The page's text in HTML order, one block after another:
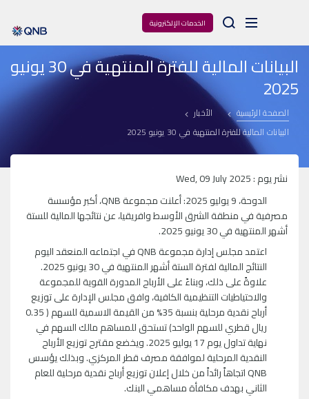
الخدمات الإلكترونية Arama
البيانات المالية للفترة المنتهية في 30 يونيو
2025
الصفحة الرئيسية
الأخبار
البيانات المالية للفترة المنتهية في 30 يونيو 2025
نشر يوم : Wed, 09 July 2025
الدوحة، 9 يوليو 2025: أعلنت مجموعة QNB، أكبر مؤسسة
مصرفية في منطقة الشرق الأوسط وافريقيا، عن نتائجها المالية للستة
أشهر المنتهية في 30 يونيو 2025.
اعتمد مجلس إدارة مجموعة QNB في اجتماعه المنعقد اليوم
النتائج المالية لفترة الستة أشهر المنتهية في 30 يونيو 2025.
علاوةً على ذلك، وبناءً على الأرباح المدورة القوية للمجموعة
والاحتياطيات التنظيمية الكافية، وافق مجلس الإدارة على توزيع
أرباح نقدية مرحلية بنسبة 35% من القيمة الاسمية للسهم ( 0.35
ريال قطري للسهم الواحد) تستحق للمساهم مالك السهم في
نهاية تداول يوم 17 يوليو 2025. ويخضع مقترح توزيع الأرباح
النقدية المرحلية لموافقة مصرف قطر المركزي. وبذلك يؤسس
QNB اتجاهاً رائداً من خلال إعلان توزيع أرباح نقدية مرحلية للعام
الثاني بهدف مكافأة مساهمي البنك.